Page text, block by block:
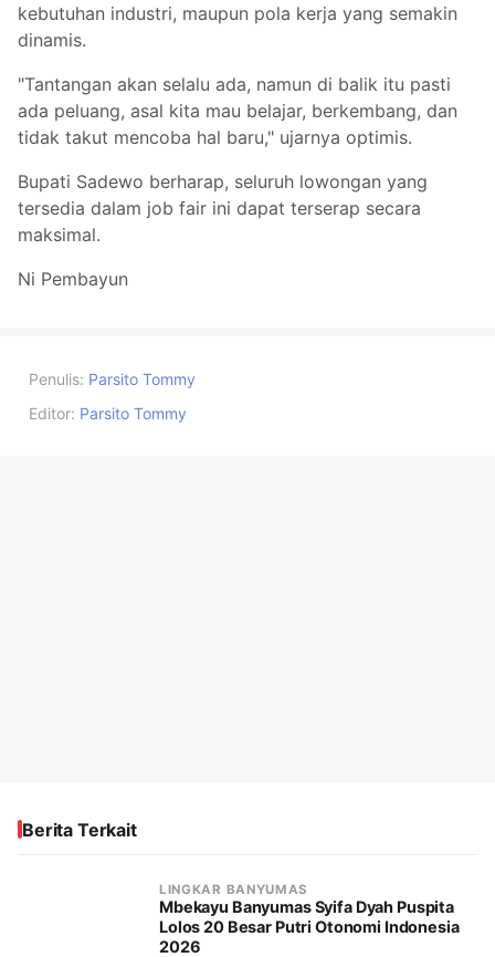
kebutuhan industri, maupun pola kerja yang semakin
dinamis.
"Tantangan akan selalu ada, namun di balik itu pasti
ada peluang, asal kita mau belajar, berkembang, dan
tidak takut mencoba hal baru," ujarnya optimis.
Bupati Sadewo berharap, seluruh lowongan yang
tersedia dalam job fair ini dapat terserap secara
maksimal.
Ni Pembayun
Penulis: Parsito Tommy
Editor: Parsito Tommy
Berita Terkait
LINGKAR BANYUMAS
Mbekayu Banyumas Syifa Dyah Puspita
Lolos 20 Besar Putri Otonomi Indonesia
2026